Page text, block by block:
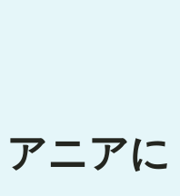
ニアに